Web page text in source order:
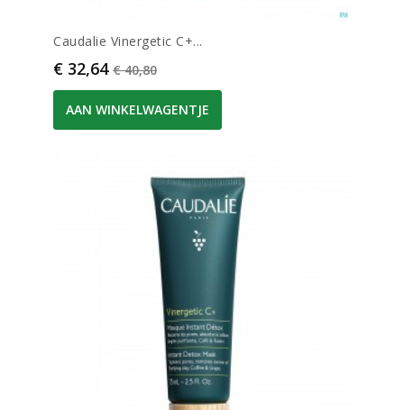
Caudalie Vinergetic C+...
Prijs
€ 32,64 Normale prijs
€ 40,80
AAN WINKELWAGENTJE